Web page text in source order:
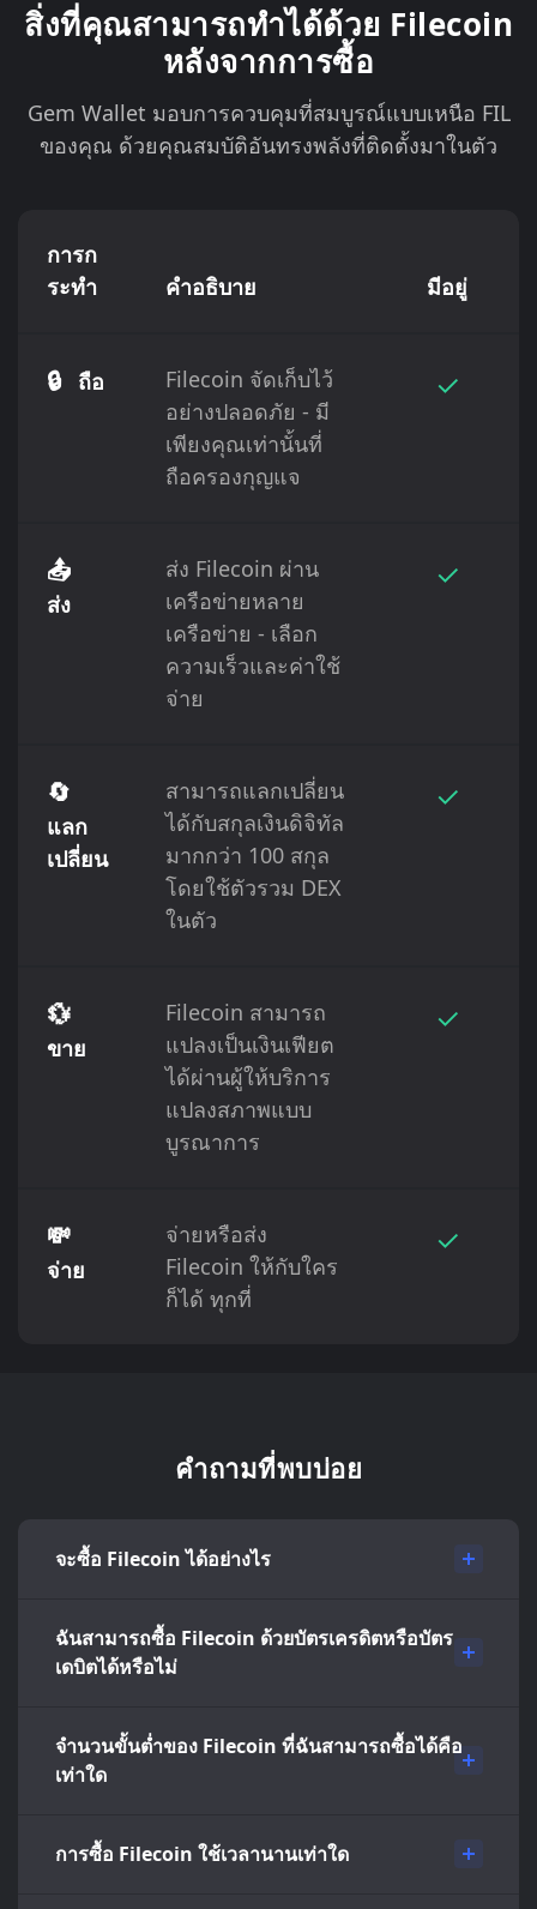
สิ่งที่คุณสามารถทำได้ด้วย Filecoin
หลังจากการซื้อ
Gem Wallet มอบการควบคุมที่สมบูรณ์แบบเหนือ FIL
ของคุณ ด้วยคุณสมบัติอันทรงพลังที่ติดตั้งมาในตัว
การก
ระทำ
คำอธิบาย มีอยู่
🔒 ถือ
Filecoin จัดเก็บไว้
อย่างปลอดภัย - มี
เพียงคุณเท่านั้นที่
ถือครองกุญแจ
✓
📤
ส่ง
ส่ง Filecoin ผ่าน
เครือข่ายหลาย
เครือข่าย - เลือก
ความเร็วและค่าใช้
จ่าย
✓
🔄
แลก
เปลี่ยน
สามารถแลกเปลี่ยน
ได้กับสกุลเงินดิจิทัล
มากกว่า 100 สกุล
โดยใช้ตัวรวม DEX
ในตัว
✓
💱
ขาย
Filecoin สามารถ
แปลงเป็นเงินเฟียต
ได้ผ่านผู้ให้บริการ
แปลงสภาพแบบ
บูรณาการ
✓
💸
จ่าย
จ่ายหรือส่ง
Filecoin ให้กับใคร
ก็ได้ ทุกที่
✓
คำถามที่พบบ่อย
จะซื้อ Filecoin ได้อย่างไร
ฉันสามารถซื้อ Filecoin ด้วยบัตรเครดิตหรือบัตร
เดบิตได้หรือไม่
จำนวนขั้นต่ำของ Filecoin ที่ฉันสามารถซื้อได้คือ
เท่าใด
การซื้อ Filecoin ใช้เวลานานเท่าใด